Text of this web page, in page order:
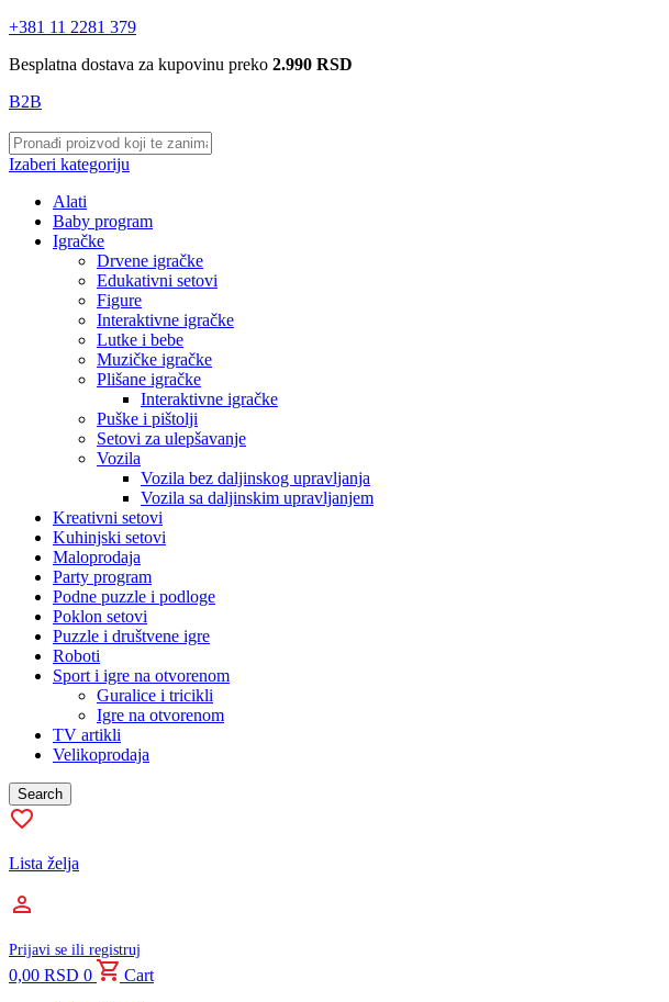
+381 11 2281 379
Besplatna dostava za kupovinu preko 2.990 RSD
B2B
Izaberi kategoriju
Alati
Baby program
Igračke
Drvene igračke
Edukativni setovi
Figure
Interaktivne igračke
Lutke i bebe
Muzičke igračke
Plišane igračke
Interaktivne igračke
Puške i pištolji
Setovi za ulepšavanje
Vozila
Vozila bez daljinskog upravljanja
Vozila sa daljinskim upravljanjem
Kreativni setovi
Kuhinjski setovi
Maloprodaja
Party program
Podne puzzle i podloge
Poklon setovi
Puzzle i društvene igre
Roboti
Sport i igre na otvorenom
Guralice i tricikli
Igre na otvorenom
TV artikli
Velikoprodaja
Search
Lista želja
Prijavi se ili registruj
0,00 RSD 0
Cart